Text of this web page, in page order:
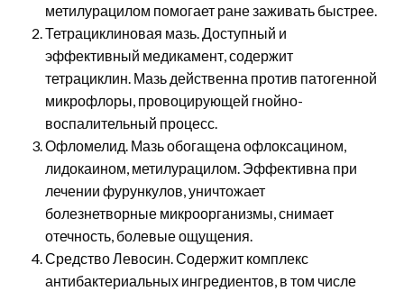
метилурацилом помогает ране заживать быстрее.
Тетрациклиновая мазь. Доступный и
эффективный медикамент, содержит
тетрациклин. Мазь действенна против патогенной
микрофлоры, провоцирующей гнойно-
воспалительный процесс.
Офломелид. Мазь обогащена офлоксацином,
лидокаином, метилурацилом. Эффективна при
лечении фурункулов, уничтожает
болезнетворные микроорганизмы, снимает
отечность, болевые ощущения.
Средство Левосин. Содержит комплекс
антибактериальных ингредиентов, в том числе